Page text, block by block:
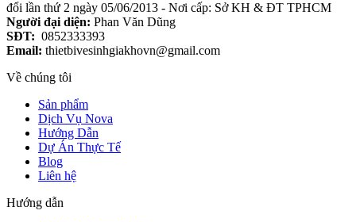
đổi lần thứ 2 ngày 05/06/2013 - Nơi cấp: Sở KH & ĐT TPHCM
Người đại diện: Phan Văn Dũng
SĐT: 0852333393
Email: thietbivesinhgiakhovn@gmail.com
Về chúng tôi
Sản phẩm
Dịch Vụ Nova
Hướng Dẫn
Dự Án Thực Tế
Blog
Liên hệ
Hướng dẫn